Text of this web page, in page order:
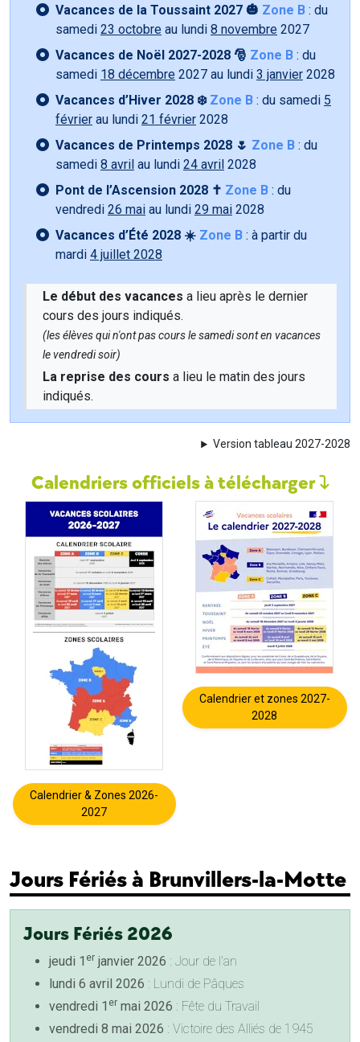
Vacances de la Toussaint 2027 🎃 Zone B : du
samedi 23 octobre au lundi 8 novembre 2027
Vacances de Noël 2027-2028 🎅 Zone B : du
samedi 18 décembre 2027 au lundi 3 janvier 2028
Vacances d’Hiver 2028 ❄️ Zone B : du samedi 5
février au lundi 21 février 2028
Vacances de Printemps 2028 🌷 Zone B : du
samedi 8 avril au lundi 24 avril 2028
Pont de l’Ascension 2028 ✝️ Zone B : du
vendredi 26 mai au lundi 29 mai 2028
Vacances d’Été 2028 ☀️ Zone B : à partir du
mardi 4 juillet 2028
Le début des vacances a lieu après le dernier
cours des jours indiqués.
(les élèves qui n'ont pas cours le samedi sont en vacances
le vendredi soir)
La reprise des cours a lieu le matin des jours
indiqués.
Version tableau 2027-2028
Calendriers officiels à télécharger
Calendrier & Zones 2026-
2027
Calendrier et zones 2027-
2028
Jours Fériés à Brunvillers-la-Motte
Jours Fériés 2026
jeudi 1 er janvier 2026 : Jour de l'an
lundi 6 avril 2026 : Lundi de Pâques
vendredi 1 er mai 2026 : Fête du Travail
vendredi 8 mai 2026 : Victoire des Alliés de 1945